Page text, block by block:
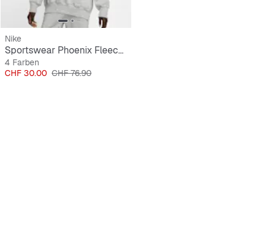
Nike
Sportswear Phoenix Fleece Oversized Hoodie
4 Farben
Preis
CHF 30.00 Originalpreis
CHF 76.90